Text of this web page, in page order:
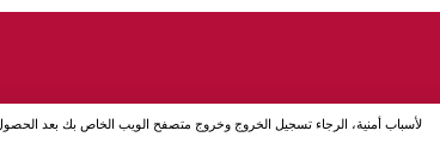
لأسباب أمنية، الرجاء تسجيل الخروج وخروج متصفح الويب الخاص بك بعد